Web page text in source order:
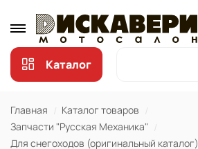
Каталог
Главная
Каталог товаров
Запчасти "Русская Механика"
Для снегоходов (оригинальный каталог)